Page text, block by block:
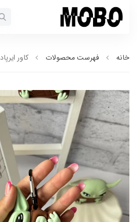
خانه فهرست محصولات کاور ایرپاد new baby yoda (کدa0144)